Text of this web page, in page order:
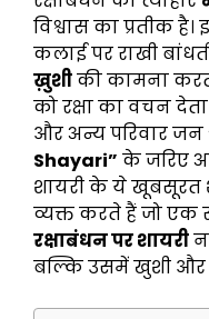
विश्वास का प्रतीक
कलाई पर राखी
ख़ुशीकी कामना
को रक्षा का वचन
और अन्य परिवार जन
Shayari” के जरिए
शायरी के ये खूबसूरत
व्यक्त करते हैं जो एक
रक्षाबंधन पर शायरीन
बल्कि उसमें खुशी और